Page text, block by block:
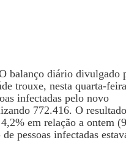
balanço diário divulgado
trouxe, nesta quarta-
infectadas pelo novo
772.416. O
em relação a ontem
pessoas infectadas